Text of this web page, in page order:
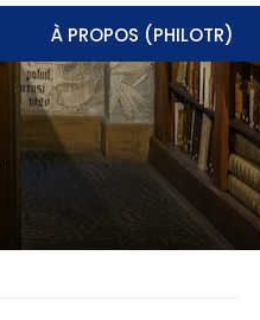
À PROPOS (PHILOTR)